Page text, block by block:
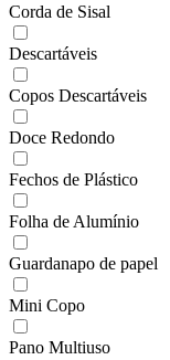
Corda de Sisal
Descartáveis
Copos Descartáveis
Doce Redondo
Fechos de Plástico
Folha de Alumínio
Guardanapo de papel
Mini Copo
Pano Multiuso